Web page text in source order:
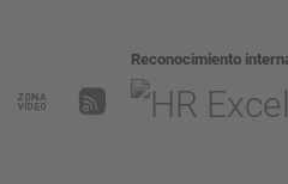
Reconocimiento